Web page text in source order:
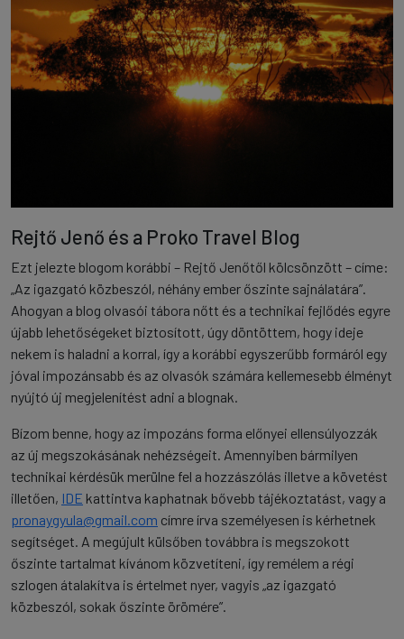
Rejtő Jenő és a Proko Travel Blog
Ezt jelezte blogom korábbi – Rejtő Jenőtől kölcsönzött – címe:
„Az igazgató közbeszól, néhány ember őszinte sajnálatára”.
Ahogyan a blog olvasói tábora nőtt és a technikai fejlődés egyre
újabb lehetőségeket biztosított, úgy döntöttem, hogy ideje
nekem is haladni a korral, így a korábbi egyszerűbb formáról egy
jóval impozánsabb és az olvasók számára kellemesebb élményt
nyújtó új megjelenítést adni a blognak.
Bízom benne, hogy az impozáns forma előnyei ellensúlyozzák
az új megszokásának nehézségeit. Amennyiben bármilyen
technikai kérdésük merülne fel a hozzászólás illetve a követést
illetően, IDE kattintva kaphatnak bővebb tájékoztatást, vagy a
pronaygyula@gmail.com címre írva személyesen is kérhetnek
segítséget. A megújult külsőben továbbra is megszokott
őszinte tartalmat kívánom közvetíteni, így remélem a régi
szlogen átalakítva is értelmet nyer, vagyis „az igazgató
közbeszól, sokak őszinte örömére”.